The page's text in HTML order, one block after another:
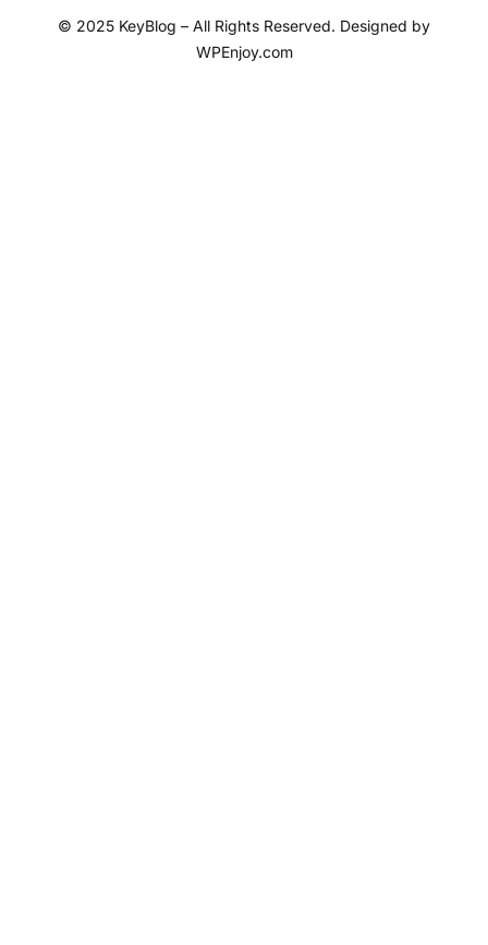
© 2025 KeyBlog – All Rights Reserved. Designed by
WPEnjoy.com